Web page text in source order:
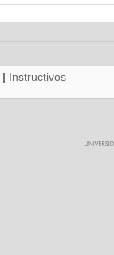
| Instructivos